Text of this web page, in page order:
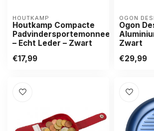
HOUTKAMP
Houtkamp Compacte
Padvindersportemonnee
– Echt Leder – Zwart
€17,99
OGON
Ogon
Zwart
€29,99